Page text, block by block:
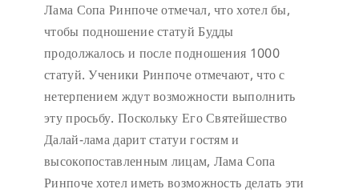
Лама Сопа Ринпоче отмечал, что хотел бы,
чтобы подношение статуй Будды
продолжалось и после подношения 1000
статуй. Ученики Ринпоче отмечают, что с
нетерпением ждут возможности выполнить
эту просьбу. Поскольку Его Святейшество
Далай-лама дарит статуи гостям и
высокопоставленным лицам, Лама Сопа
Ринпоче хотел иметь возможность делать эти